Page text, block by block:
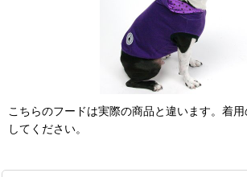
こちらのフードは実際の商品と違います。着
してください。